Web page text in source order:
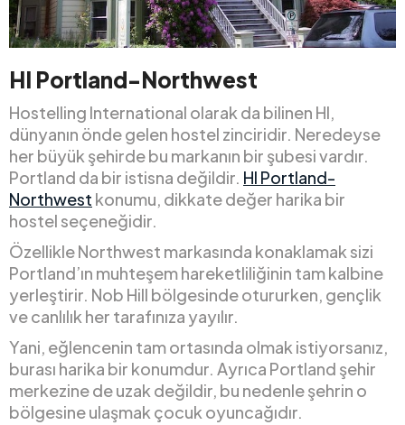
HI Portland-Northwest
Hostelling International olarak da bilinen HI,
dünyanın önde gelen hostel zinciridir. Neredeyse
her büyük şehirde bu markanın bir şubesi vardır.
Portland da bir istisna değildir. HI Portland-
Northwest konumu, dikkate değer harika bir
hostel seçeneğidir.
Özellikle Northwest markasında konaklamak sizi
Portland’ın muhteşem hareketliliğinin tam kalbine
yerleştirir. Nob Hill bölgesinde otururken, gençlik
ve canlılık her tarafınıza yayılır.
Yani, eğlencenin tam ortasında olmak istiyorsanız,
burası harika bir konumdur. Ayrıca Portland şehir
merkezine de uzak değildir, bu nedenle şehrin o
bölgesine ulaşmak çocuk oyuncağıdır.